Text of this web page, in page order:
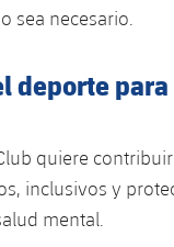
sea necesario.
deporte
quiere
inclusivos y
mental.